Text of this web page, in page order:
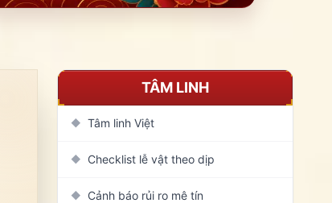
TÂM LINH
◆ Tâm linh Việt
◆ Checklist lễ vật theo dịp
◆ Cảnh báo rủi ro mê tín